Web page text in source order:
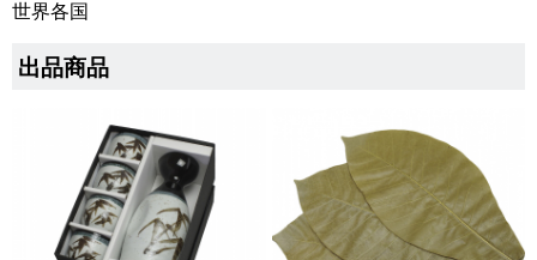
世界各国
出品商品